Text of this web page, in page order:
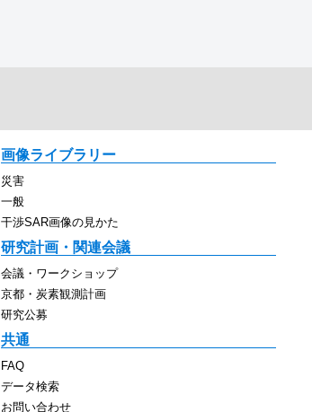
画像ライブラリー
災害
一般
干渉SAR画像の見かた
研究計画・関連会議
会議・ワークショップ
京都・炭素観測計画
研究公募
共通
FAQ
データ検索
お問い合わせ